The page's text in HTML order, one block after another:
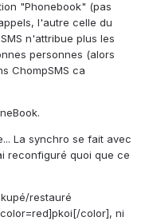
"Phonebook" (pas
l'autre celle du
n'attribue plus les
personnes (alors
ChompSMS ca
La synchro se fait avec
reconfiguré quoi que ce
restauré
color], ni